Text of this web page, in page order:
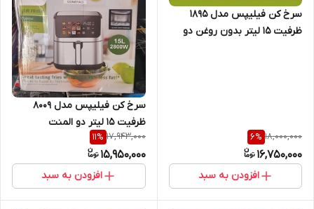
سرخ کن فیلیپس مدل 1895
ظرفیت ۱۵ لیتر بدون روغن دو
18,000,000
6%
16,750,000
افزودن به سبد
سرخ کن فیلیپس مدل 8009
ظرفیت ۱۵ لیتر دو المنت
17,943,000
11%
15,950,000
افزودن به سبد